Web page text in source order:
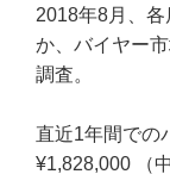
2018年8月、
か、バイヤー
調査。
直近1年間での
¥1,828,000 （